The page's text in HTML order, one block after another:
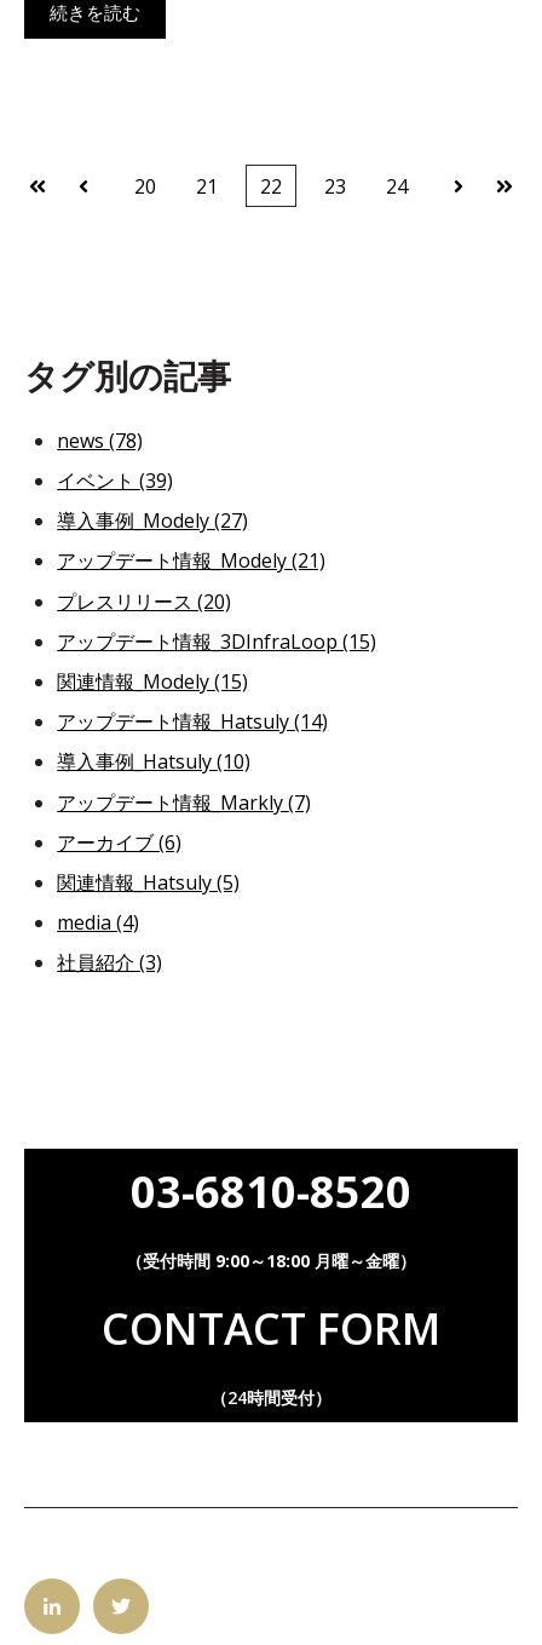
続きを読む
最初 前へ 20 21 22 23 24 次へ 最後
タグ別の記事
news(78)
イベント(39)
導入事例_Modely(27)
アップデート情報_Modely(21)
プレスリリース(20)
アップデート情報_3DInfraLoop(15)
関連情報_Modely(15)
アップデート情報_Hatsuly(14)
導入事例_Hatsuly(10)
アップデート情報_Markly(7)
アーカイブ(6)
関連情報_Hatsuly(5)
media(4)
社員紹介(3)
03-6810-8520
（受付時間 9:00～18:00 月曜～金曜）
CONTACT FORM
（24時間受付）